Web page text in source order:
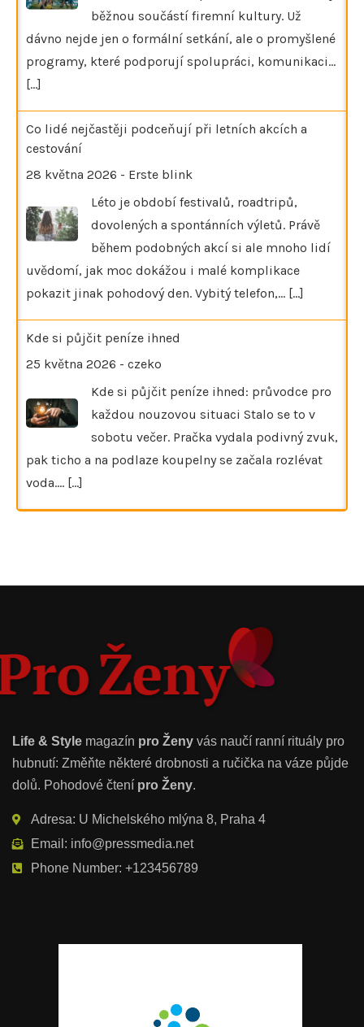
běžnou součástí firemní kultury. Už
dávno nejde jen o formální setkání, ale o promyšlené
programy, které podporují spolupráci, komunikaci…
[...]
Co lidé nejčastěji podceňují při letních akcích a
cestování
28 května 2026 - Erste blink
Léto je období festivalů, roadtripů,
dovolených a spontánních výletů. Právě
během podobných akcí si ale mnoho lidí
uvědomí, jak moc dokážou i malé komplikace
pokazit jinak pohodový den. Vybitý telefon,… [...]
Kde si půjčit peníze ihned
25 května 2026 - czeko
Kde si půjčit peníze ihned: průvodce pro
každou nouzovou situaci Stalo se to v
sobotu večer. Pračka vydala podivný zvuk,
pak ticho a na podlaze koupelny se začala rozlévat
voda.… [...]
Life & Style magazín pro Ženy vás naučí ranní rituály pro
hubnutí: Změňte některé drobnosti a ručička na váze půjde
dolů. Pohodové čtení pro Ženy.
Adresa: U Michelského mlýna 8, Praha 4
Email: info@pressmedia.net
Phone Number: +123456789